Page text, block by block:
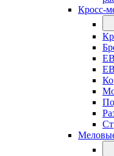
Кросс-